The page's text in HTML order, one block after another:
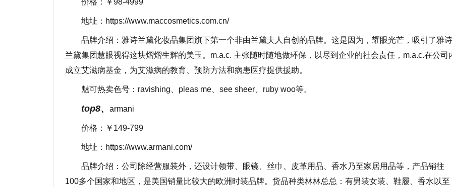
价格：￥98-4999
地址：https://www.maccosmetics.com.cn/
品牌介绍：雅诗兰黛化妆品集团旗下第一个非由兰黛夫人自创的品牌。这是因为，耀眼光芒，吸引了雅诗
兰黛集团慧眼视得这块熠熠生辉的美玉。m.a.c. 主张随时随地做环保，以尽到企业的社会责任，m.a.c.在公司
成立艾滋病基金，为艾滋病的教育、预防方法和病患医疗提供援助。
魅可热卖色号：ravishing、pleas me、see sheer、ruby woo等。
top8、 armani
价格：￥149-799
地址：https://www.armani.com/
品牌介绍：公司除经营服装外，还设计领带、眼镜、丝巾、皮革用品、香水乃至家居用品等，产品销往
100多个国家和地区，是美国销量比较大的欧洲时装品牌。货品种类林林总总：有男装女装、鞋履、香水以至